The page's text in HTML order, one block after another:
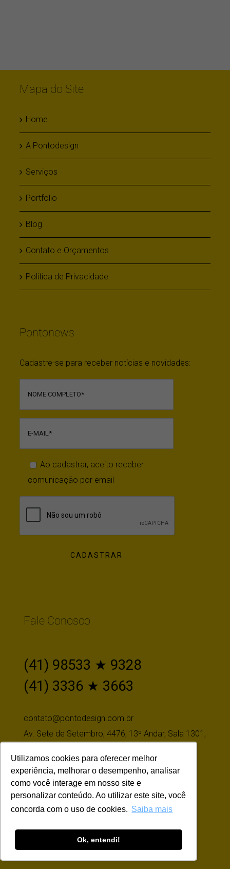
Utilizamos cookies para oferecer melhor
experiência, melhorar o desempenho, analisar
como você interage em nosso site e
personalizar conteúdo. Ao utilizar este site, você
concorda com o uso de cookies. Saiba mais
Ok, entendi!
Mapa do Site
Home
A Pontodesign
Serviços
Portfolio
Blog
Contato e Orçamentos
Política de Privacidade
Pontonews
Cadastre-se para receber notícias e novidades:
Ao cadastrar, aceito receber
comunicação por email
Fale Conosco
(41) 98533 ★ 9328
(41) 3336 ★ 3663
contato@pontodesign.com.br
Av. Sete de Setembro, 4476, 13º Andar, Sala 1301,
Siga-nos